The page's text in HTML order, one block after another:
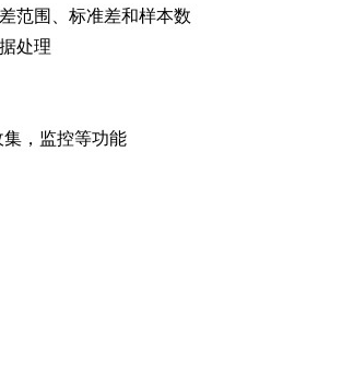
范围、标准差和样本数
处理
，监控等功能